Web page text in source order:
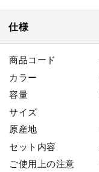
仕様
商品コード
カラー
容量
サイズ
原産地
セット内容
ご使用上の注意